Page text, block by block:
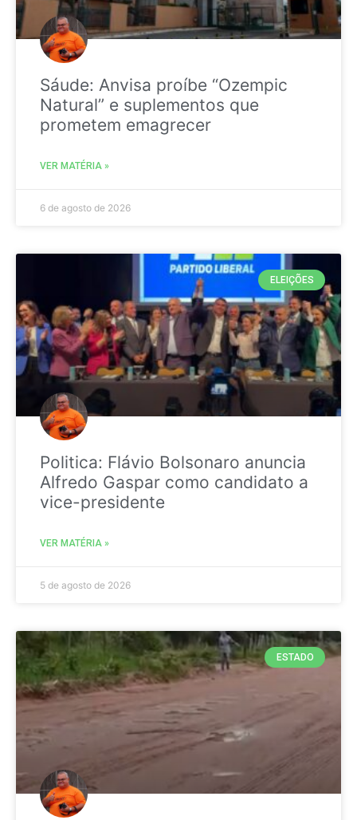
Sáude: Anvisa proíbe “Ozempic
Natural” e suplementos que
prometem emagrecer
VER MATÉRIA »
6 de agosto de 2026
ELEIÇÕES
Politica: Flávio Bolsonaro anuncia
Alfredo Gaspar como candidato a
vice-presidente
VER MATÉRIA »
5 de agosto de 2026
ESTADO